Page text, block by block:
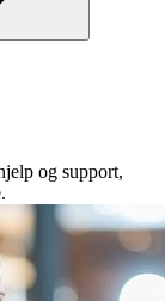
og support,